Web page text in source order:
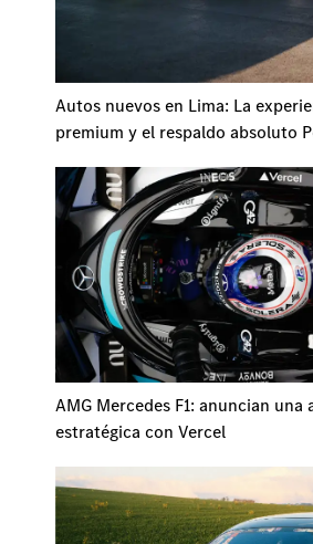
Autos nuevos en Lima: La
premium y el respaldo absoluto
AMG Mercedes F1: anuncian una
estratégica con Vercel